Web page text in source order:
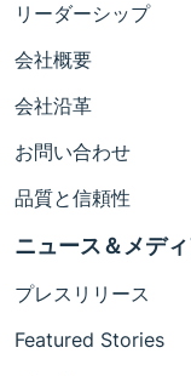
リーダーシップ
会社概要
会社沿革
お問い合わせ
品質と信頼性
ニュース＆メデ
プレスリリース
Featured Stories